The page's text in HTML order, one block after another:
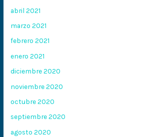
abril 2021
marzo 2021
febrero 2021
enero 2021
diciembre 2020
noviembre 2020
octubre 2020
septiembre 2020
agosto 2020